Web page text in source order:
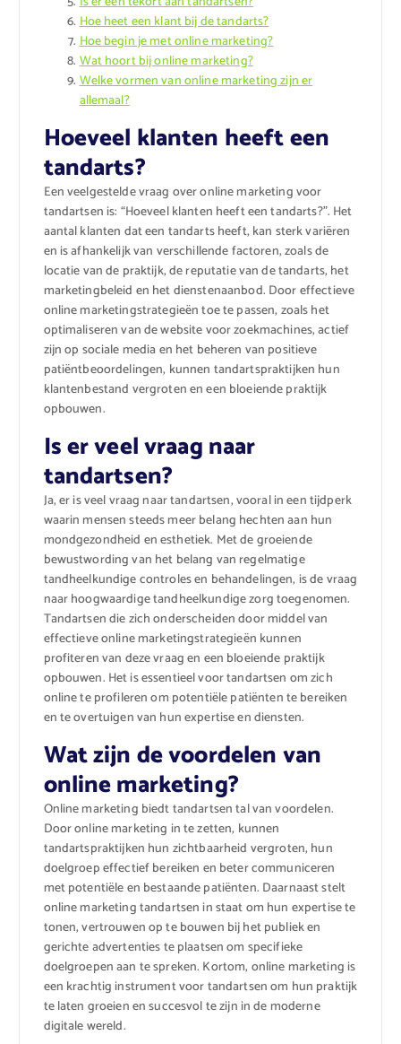
Hoe heet een klant bij de tandarts?
Hoe begin je met online marketing?
Wat hoort bij online marketing?
Welke vormen van online marketing zijn er
allemaal?
Hoeveel klanten heeft een
tandarts?
Een veelgestelde vraag over online marketing voor
tandartsen is: “Hoeveel klanten heeft een tandarts?”. Het
aantal klanten dat een tandarts heeft, kan sterk variëren
en is afhankelijk van verschillende factoren, zoals de
locatie van de praktijk, de reputatie van de tandarts, het
marketingbeleid en het dienstenaanbod. Door effectieve
online marketingstrategieën toe te passen, zoals het
optimaliseren van de website voor zoekmachines, actief
zijn op sociale media en het beheren van positieve
patiëntbeoordelingen, kunnen tandartspraktijken hun
klantenbestand vergroten en een bloeiende praktijk
opbouwen.
Is er veel vraag naar
tandartsen?
Ja, er is veel vraag naar tandartsen, vooral in een tijdperk
waarin mensen steeds meer belang hechten aan hun
mondgezondheid en esthetiek. Met de groeiende
bewustwording van het belang van regelmatige
tandheelkundige controles en behandelingen, is de vraag
naar hoogwaardige tandheelkundige zorg toegenomen.
Tandartsen die zich onderscheiden door middel van
effectieve online marketingstrategieën kunnen
profiteren van deze vraag en een bloeiende praktijk
opbouwen. Het is essentieel voor tandartsen om zich
online te profileren om potentiële patiënten te bereiken
en te overtuigen van hun expertise en diensten.
Wat zijn de voordelen van
online marketing?
Online marketing biedt tandartsen tal van voordelen.
Door online marketing in te zetten, kunnen
tandartspraktijken hun zichtbaarheid vergroten, hun
doelgroep effectief bereiken en beter communiceren
met potentiële en bestaande patiënten. Daarnaast stelt
online marketing tandartsen in staat om hun expertise te
tonen, vertrouwen op te bouwen bij het publiek en
gerichte advertenties te plaatsen om specifieke
doelgroepen aan te spreken. Kortom, online marketing is
een krachtig instrument voor tandartsen om hun praktijk
te laten groeien en succesvol te zijn in de moderne
digitale wereld.